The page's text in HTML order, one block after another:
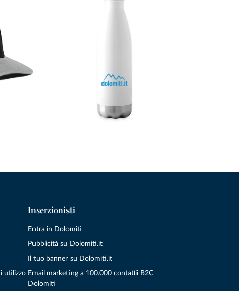
utilizzo
Inserzionisti
Entra in Dolomiti
Pubblicità su Dolomiti.it
Il tuo banner su Dolomiti.it
Email marketing a 100.000 contatti B2C
Dolomiti